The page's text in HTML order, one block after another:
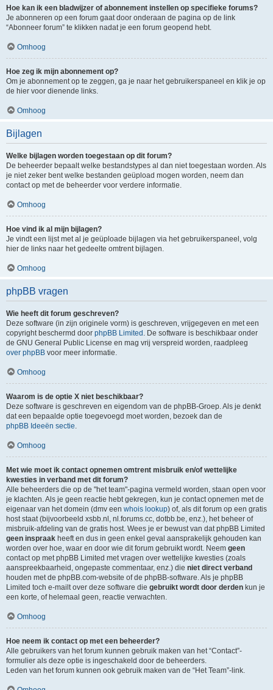
Hoe kan ik een bladwijzer of abonnement instellen op specifieke forums?
Je abonneren op een forum gaat door onderaan de pagina op de link
“Abonneer forum” te klikken nadat je een forum geopend hebt.
Omhoog
Hoe zeg ik mijn abonnement op?
Om je abonnement op te zeggen, ga je naar het gebruikerspaneel en klik je op
de hier voor dienende links.
Omhoog
Bijlagen
Welke bijlagen worden toegestaan op dit forum?
De beheerder bepaalt welke bestandstypes al dan niet toegestaan worden. Als
je niet zeker bent welke bestanden geüpload mogen worden, neem dan
contact op met de beheerder voor verdere informatie.
Omhoog
Hoe vind ik al mijn bijlagen?
Je vindt een lijst met al je geüploade bijlagen via het gebruikerspaneel, volg
hier de links naar het gedeelte omtrent bijlagen.
Omhoog
phpBB vragen
Wie heeft dit forum geschreven?
Deze software (in zijn originele vorm) is geschreven, vrijgegeven en met een
copyright beschermd door phpBB Limited . De software is beschikbaar onder
de GNU General Public License en mag vrij verspreid worden, raadpleeg
over phpBB voor meer informatie.
Omhoog
Waarom is de optie X niet beschikbaar?
Deze software is geschreven en eigendom van de phpBB-Groep. Als je denkt
dat een bepaalde optie toegevoegd moet worden, bezoek dan de
phpBB Ideeën sectie.
Omhoog
Met wie moet ik contact opnemen omtrent misbruik en/of wettelijke
kwesties in verband met dit forum?
Alle beheerders die op de "het team"-pagina vermeld worden, staan open voor
je klachten. Als je geen reactie hebt gekregen, kun je contact opnemen met de
eigenaar van het domein (dmv een whois lookup) of, als dit forum op een gratis
host staat (bijvoorbeeld xsbb.nl, nl.forums.cc, dotbb.be, enz.), het beheer of
misbruik-afdeling van de gratis host. Wees je er bewust van dat phpBB Limited
geen inspraak heeft en dus in geen enkel geval aansprakelijk gehouden kan
worden over hoe, waar en door wie dit forum gebruikt wordt. Neem geen
contact op met phpBB Limited met vragen over wettelijke kwesties (zoals
aanspreekbaarheid, ongepaste commentaar, enz.) die niet direct verband
houden met de phpBB.com-website of de phpBB-software. Als je phpBB
Limited toch e-mailt over deze software die gebruikt wordt door derden kun je
een korte, of helemaal geen, reactie verwachten.
Omhoog
Hoe neem ik contact op met een beheerder?
Alle gebruikers van het forum kunnen gebruik maken van het “Contact”-
formulier als deze optie is ingeschakeld door de beheerders.
Leden van het forum kunnen ook gebruik maken van de “Het Team”-link.